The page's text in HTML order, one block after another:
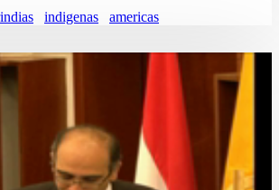
indigenas americas